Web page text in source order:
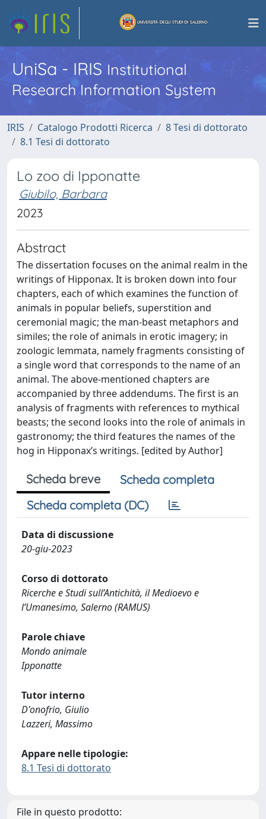
UniSa - IRISInstitutional
Research Information System
IRIS Catalogo Prodotti Ricerca
8 Tesi di dottorato
8.1 Tesi di dottorato
Lo zoo di Ipponatte
Giubilo, Barbara
2023
Abstract
The dissertation focuses on the animal realm in the
writings of Hipponax. It is broken down into four
chapters, each of which examines the function of
animals in popular beliefs, superstition and
ceremonial magic; the man-beast metaphors and
similes; the role of animals in erotic imagery; in
zoologic lemmata, namely fragments consisting of
a single word that corresponds to the name of an
animal. The above-mentioned chapters are
accompanied by three addendums. The first is an
analysis of fragments with references to mythical
beasts; the second looks into the role of animals in
gastronomy; the third features the names of the
hog in Hipponax’s writings. [edited by Author]
Scheda breve
Scheda completa
Scheda completa (DC)
Data di discussione
20-giu-2023
Corso di dottorato
Ricerche e Studi sull’Antichità, il Medioevo e
l’Umanesimo, Salerno (RAMUS)
Parole chiave
Mondo animale
Ipponatte
Tutor interno
D'onofrio, Giulio
Lazzeri, Massimo
Appare nelle tipologie:
8.1 Tesi di dottorato
File in questo prodotto: